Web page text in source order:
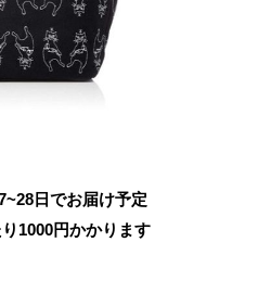
日でお届け予定
1000円かかります